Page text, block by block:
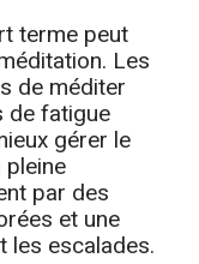
terme peut
Les
de méditer
de fatigue
gérer le
par des
et une
les escalades.